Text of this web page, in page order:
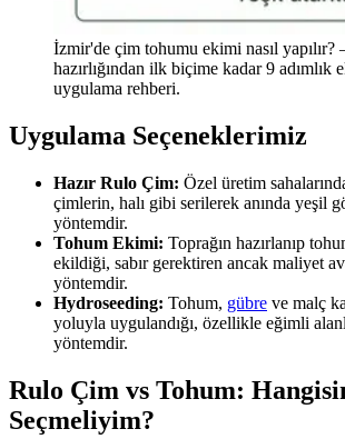
İzmir'de çim tohumu ekimi nasıl
hazırlığından ilk biçime kadar 9 adımlık
uygulama rehberi.
Uygulama Seçeneklerimiz
Hazır Rulo Çim: Özel üretim
çimlerin, halı gibi serilerek anında yeşil
yöntemdir.
Tohum Ekimi: Toprağın hazırlanıp
ekildiği, sabır gerektiren ancak maliyet
yöntemdir.
Hydroseeding: Tohum, gübre ve malç
yoluyla uygulandığı, özellikle eğimli
yöntemdir.
Rulo Çim vs Tohum:
Seçmeliyim?